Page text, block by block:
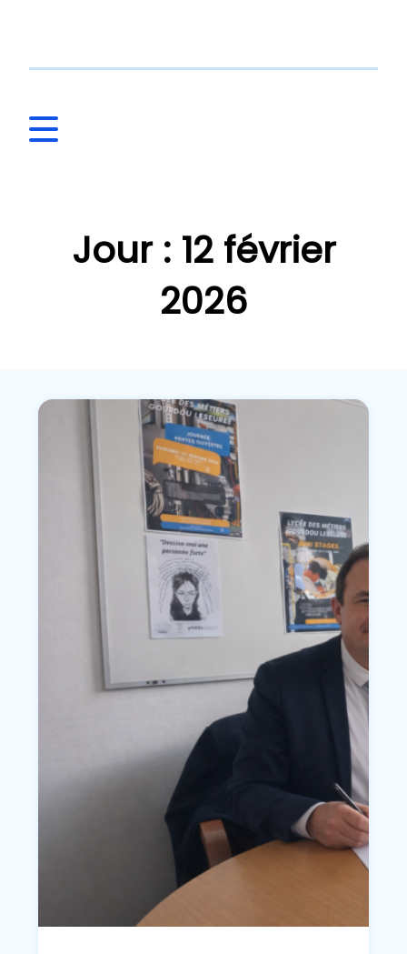
Jour : 12 février
2026